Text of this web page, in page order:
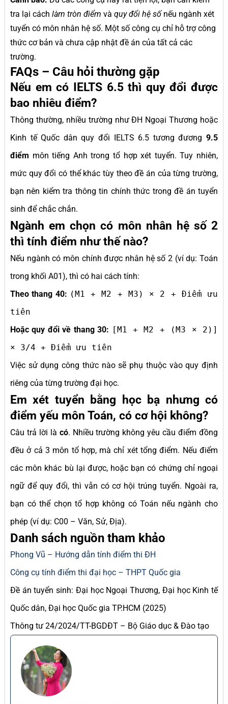
tra lại cách làm tròn điểm và quy đổi hệ sốnếu ngành xét
tuyển có môn nhân hệ số. Một số công cụ chỉ hỗ trợ công
thức cơ bản và chưa cập nhật đề án của tất cả các
trường.
FAQs – Câu hỏi thường gặp
Nếu em có IELTS 6.5 thì quy đổi được
bao nhiêu điểm?
Thông thường, nhiều trường như ĐH Ngoại Thương hoặc
Kinh tế Quốc dân quy đổi IELTS 6.5 tương đương 9.5
điểm môn tiếng Anh trong tổ hợp xét tuyển. Tuy nhiên,
mức quy đổi có thể khác tùy theo đề án của từng trường,
bạn nên kiểm tra thông tin chính thức trong đề án tuyển
sinh để chắc chắn.
Ngành em chọn có môn nhân hệ số 2
thì tính điểm như thế nào?
Nếu ngành có môn chính được nhân hệ số 2 (ví dụ: Toán
trong khối A01), thì có hai cách tính:
Theo thang 40: (M1 + M2 + M3) × 2 + Điểm ưu
tiên
Hoặc quy đổi về thang 30:
[M1 + M2 + (M3 × 2)]
× 3/4 + Điểm ưu tiên
Việc sử dụng công thức nào sẽ phụ thuộc vào quy định
riêng của từng trường đại học.
Em xét tuyển bằng học bạ nhưng có
điểm yếu môn Toán, có cơ hội không?
Câu trả lời là có. Nhiều trường không yêu cầu điểm đồng
đều ở cả 3 môn tổ hợp, mà chỉ xét tổng điểm. Nếu điểm
các môn khác bù lại được, hoặc bạn có chứng chỉ ngoại
ngữ để quy đổi, thì vẫn có cơ hội trúng tuyển. Ngoài ra,
bạn có thể chọn tổ hợp không có Toán nếu ngành cho
phép (ví dụ: C00 – Văn, Sử, Địa).
Danh sách nguồn tham khảo
Phong Vũ – Hướng dẫn tính điểm thi ĐH
Công cụ tính điểm thi đại học – THPT Quốc gia
Đề án tuyển sinh: Đại học Ngoại Thương, Đại học Kinh tế
Quốc dân, Đại học Quốc gia TP.HCM (2025)
Thông tư 24/2024/TT-BGDĐT – Bộ Giáo dục & Đào tạo